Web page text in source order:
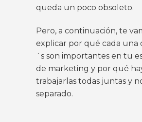
queda un poco obsoleto.
Pero, a continuación, te
explicar por qué cada una
´s son importantes en tu
de marketing y por qué
trabajarlas todas juntas y
separado.